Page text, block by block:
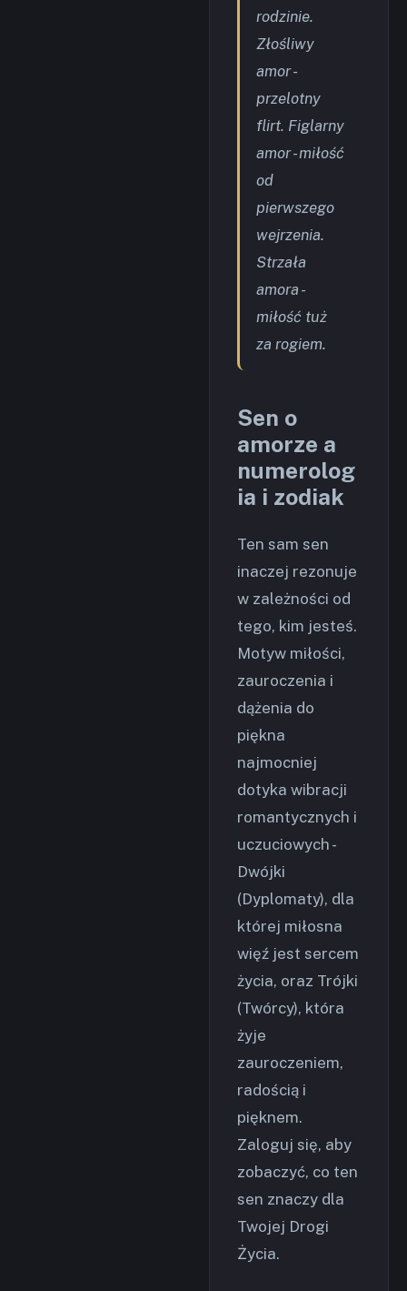
rodzinie.
Złośliwy
amor -
przelotny
flirt. Figlarny
amor - miłość
od
pierwszego
wejrzenia.
Strzała
amora -
miłość tuż
za rogiem.
Sen o
amorze a
numerolog
ia i zodiak
Ten sam sen
inaczej rezonuje
w zależności od
tego, kim jesteś.
Motyw miłości,
zauroczenia i
dążenia do
piękna
najmocniej
dotyka wibracji
romantycznych i
uczuciowych -
Dwójki
(Dyplomaty), dla
której miłosna
więź jest sercem
życia, oraz Trójki
(Twórcy), która
żyje
zauroczeniem,
radością i
pięknem.
Zaloguj się, aby
zobaczyć, co ten
sen znaczy dla
Twojej Drogi
Życia.